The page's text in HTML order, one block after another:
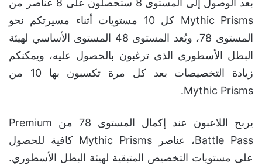
بعد الوصول إلى المستوى 8 ستحصلون على 8 عناصر من
Mythic Prisms كل 10 مستويات أثناء مسيرتكم نحو
المستوى 78، ويُعد المستوى 48 المستوى الأساسي لهيئة
البطل الأسطوري الذي ترغبون بالحصول عليه، ويمكنكم
زيادة التخصيصات بعد كل مرة تكسبون بها 10 من
Mythic Prisms.
يربح اللاعبون عند إكمال المستوى 78 من Premium
Battle Pass، عناصر Mythic Prisms كافية للحصول
على مستويات التخصيص المتبقية لهيئة البطل الأسطوري.